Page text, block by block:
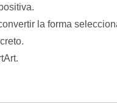
la forma